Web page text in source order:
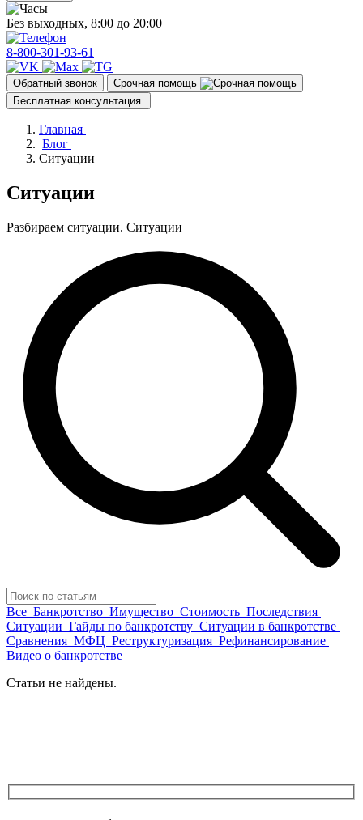
Без выходных, 8:00 до 20:00
8-800-301-93-61
Обратный звонок
Срочная помощь
Бесплатная консультация
Главная
Блог
Ситуации
Ситуации
Разбираем ситуации. Ситуации
Все Банкротство Имущество Стоимость Последствия
Ситуации Гайды по банкротству Ситуации в банкротстве
Сравнения МФЦ Реструктуризация Рефинансирование
Видео о банкротстве
Статьи не найдены.